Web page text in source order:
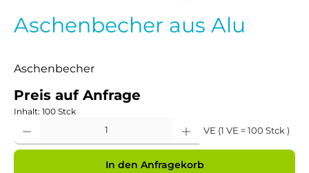
Aschenbecher aus Alu
Aschenbecher
Preis auf Anfrage
Inhalt: 100 Stck
VE (1 VE = 100 Stck )
In den Anfragekorb